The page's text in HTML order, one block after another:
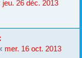
jeu. 26 déc. 2013
mer. 16 oct. 2013